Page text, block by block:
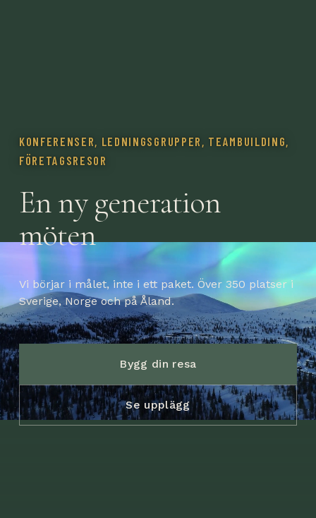
KONFERENSER, LEDNINGSGRUPPER, TEAMBUILDING,
FÖRETAGSRESOR
En ny generation
möten
Vi börjar i målet, inte i ett paket. Över 350 platser i
Sverige, Norge och på Åland.
Bygg din resa
Se upplägg